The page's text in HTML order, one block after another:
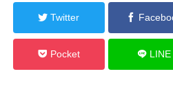
Twitter
Pocket LINE